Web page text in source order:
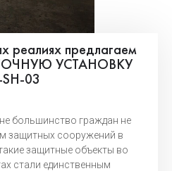
реалиях предлагаем
УСТАНОВКУ
03
большинство граждан не
защитных сооружений в
защитные объекты во
стали единственным